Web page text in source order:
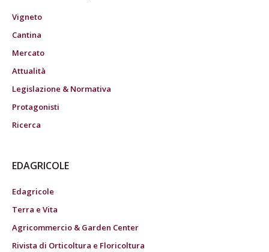
Vigneto
Cantina
Mercato
Attualità
Legislazione & Normativa
Protagonisti
Ricerca
EDAGRICOLE
Edagricole
Terra e Vita
Agricommercio & Garden Center
Rivista di Orticoltura e Floricoltura